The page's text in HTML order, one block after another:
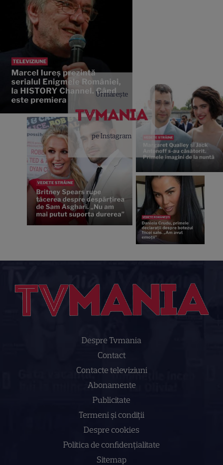
Urmărește
pe Instagram
Despre Tvmania
Contact
Contacte televiziuni
Abonamente
Publicitate
Termeni și condiții
Despre cookies
Politica de confidenţialitate
Sitemap